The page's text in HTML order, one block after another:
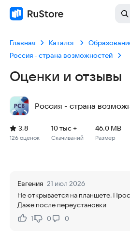
Главная Каталог
Россия - страна возможностей
Оценки и отзывы
Россия - страна
Рейтинг: 3,8, 126 оценок
Скачиваний: 10 тыс +
Размер файла: 46.0 MB
Возрастное
126 оценок
3,8
Скачиваний
10 тыс +
Размер
46.0 MB
Евгения 21 июл 2026
Не открывается на планшете.
Даже после переустановки
Нравится:
1Не нравится:
0 0